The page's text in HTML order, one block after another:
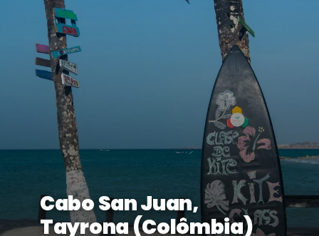
Cabo San Juan,
Tayrona (Colômbia)